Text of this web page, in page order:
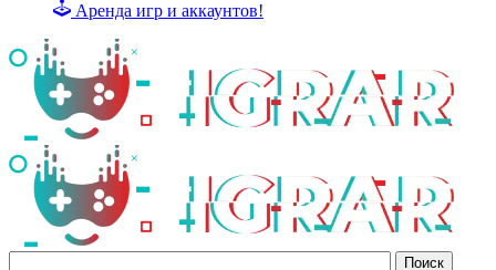
Аренда игр и аккаунтов!